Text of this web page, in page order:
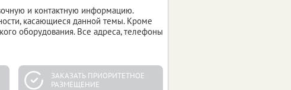
и контактную информацию.
касающиеся данной темы. Кроме
оборудования. Все адреса, телефоны
ЗАКАЗАТЬ ПРИОРИТЕТНОЕ
РАЗМЕЩЕНИЕ